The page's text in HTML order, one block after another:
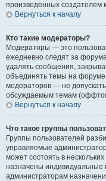
произведённых создателем
Вернуться к началу
Кто такие модераторы?
Модераторы — это
ежедневно следят за
удалять сообщения,
объединять темы на
модераторов — не
обсуждаемым темам
Вернуться к началу
Что такое группы
Группы пользователей
управляемые
может состоять в
назначены индивидуальные
администраторам